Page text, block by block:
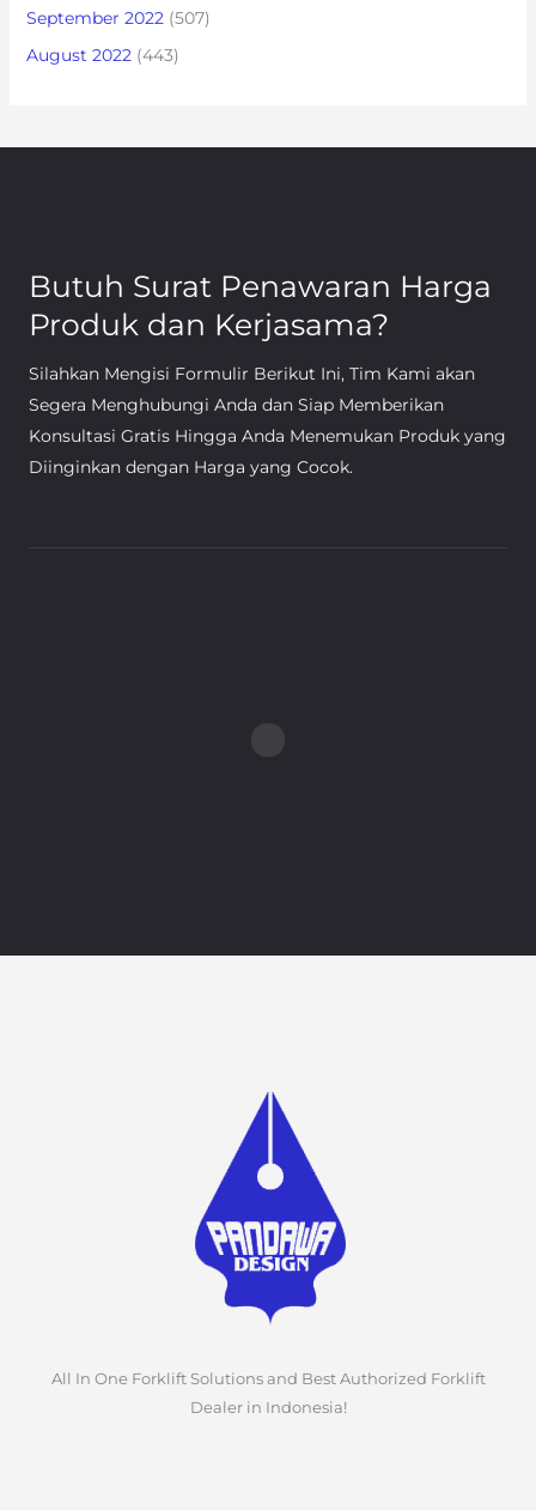
September 2022(507)
August 2022(443)
Butuh Surat Penawaran Harga
Produk dan Kerjasama?
Silahkan Mengisi Formulir Berikut Ini, Tim Kami akan
Segera Menghubungi Anda dan Siap Memberikan
Konsultasi Gratis Hingga Anda Menemukan Produk yang
Diinginkan dengan Harga yang Cocok.
All In One Forklift Solutions and Best Authorized Forklift
Dealer in Indonesia!